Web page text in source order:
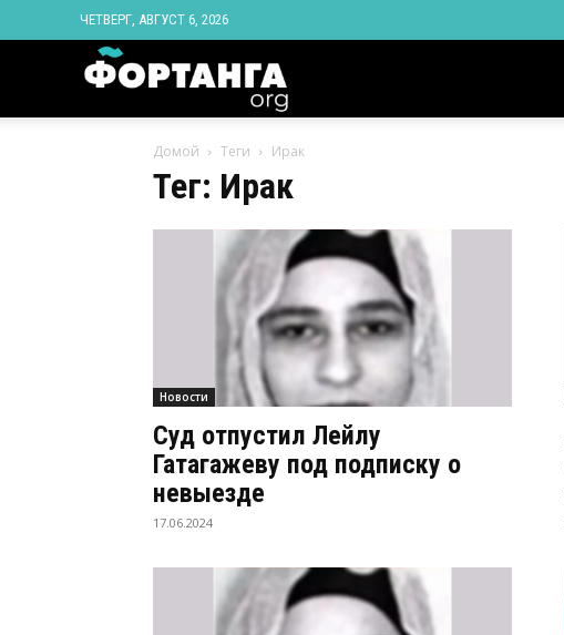
ЧЕТВЕРГ, АВГУСТ 6, 2026
Ингушетии
Фортанга
орг
Домой Теги Ирак
Тег: Ирак
Новости
Суд отпустил Лейлу
Гатагажеву под подписку о
невыезде
17.06.2024